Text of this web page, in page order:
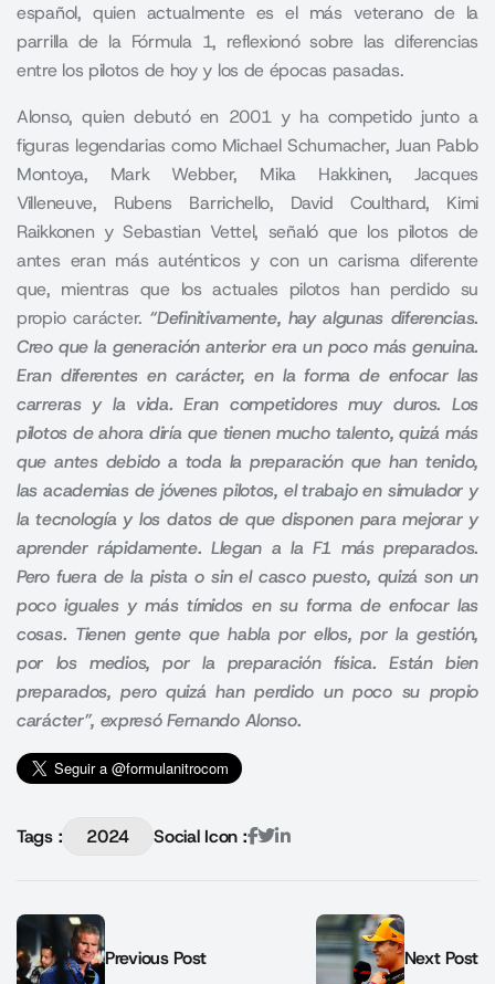
español, quien actualmente es el más veterano de la
parrilla de la Fórmula 1, reflexionó sobre las diferencias
entre los pilotos de hoy y los de épocas pasadas.
Alonso, quien debutó en 2001 y ha competido junto a
figuras legendarias como Michael Schumacher, Juan Pablo
Montoya, Mark Webber, Mika Hakkinen, Jacques
Villeneuve, Rubens Barrichello, David Coulthard, Kimi
Raikkonen y Sebastian Vettel, señaló que los pilotos de
antes eran más auténticos y con un carisma diferente
que, mientras que los actuales pilotos han perdido su
propio carácter. “Definitivamente, hay algunas diferencias.
Creo que la generación anterior era un poco más genuina.
Eran diferentes en carácter, en la forma de enfocar las
carreras y la vida. Eran competidores muy duros. Los
pilotos de ahora diría que tienen mucho talento, quizá más
que antes debido a toda la preparación que han tenido,
las academias de jóvenes pilotos, el trabajo en simulador y
la tecnología y los datos de que disponen para mejorar y
aprender rápidamente. Llegan a la F1 más preparados.
Pero fuera de la pista o sin el casco puesto, quizá son un
poco iguales y más tímidos en su forma de enfocar las
cosas. Tienen gente que habla por ellos, por la gestión,
por los medios, por la preparación física. Están bien
preparados, pero quizá han perdido un poco su propio
carácter”, expresó Fernando Alonso.
Tags : 2024 Social Icon :
Previous Post Next Post